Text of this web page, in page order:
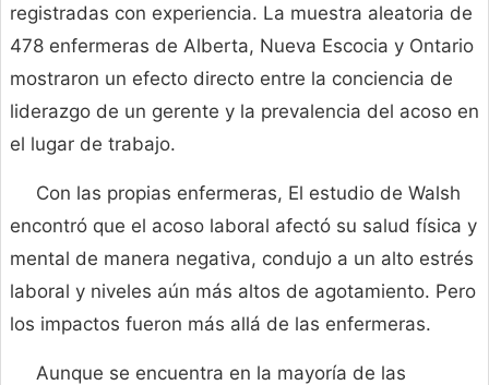
registradas con experiencia. La muestra aleatoria de
478 enfermeras de Alberta, Nueva Escocia y Ontario
mostraron un efecto directo entre la conciencia de
liderazgo de un gerente y la prevalencia del acoso en
el lugar de trabajo.
Con las propias enfermeras, El estudio de Walsh
encontró que el acoso laboral afectó su salud física y
mental de manera negativa, condujo a un alto estrés
laboral y niveles aún más altos de agotamiento. Pero
los impactos fueron más allá de las enfermeras.
Aunque se encuentra en la mayoría de las